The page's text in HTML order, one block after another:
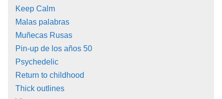
Keep Calm
Malas palabras
Muñecas Rusas
Pin-up de los años 50
Psychedelic
Return to childhood
Thick outlines